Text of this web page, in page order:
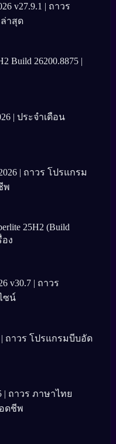
v27.9.1 | ถาวร
าสุด
Build 26200.8875 |
| ประจำเดือน
| ถาวร โปรแกรม
พ
25H2 (Build
อง
v30.7 | ถาวร
ซน์
| ถาวร โปรแกรมบีบอัด
| ถาวร ภาษาไทย
ดชีพ